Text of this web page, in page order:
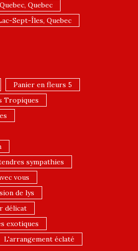
Quebec
Sept-Îles, Quebec
Panier en fleurs 5
Tropiques
sympathies
vous
de lys
délicat
exotiques
L'arrangement éclaté